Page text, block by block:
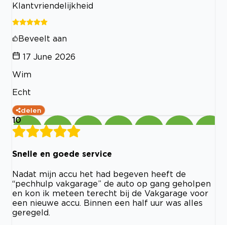
Klantvriendelijkheid
Beveelt aan
17 June 2026
Wim
Echt
delen
10
Snelle en goede service
Nadat mijn accu het had begeven heeft de
“pechhulp vakgarage” de auto op gang geholpen
en kon ik meteen terecht bij de Vakgarage voor
een nieuwe accu. Binnen een half uur was alles
geregeld.